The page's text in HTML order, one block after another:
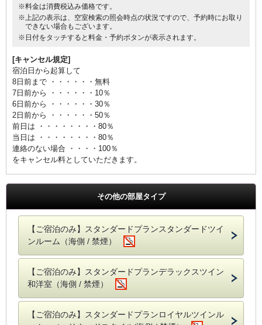
※料金は消費税込み価格です。
※上記の表示は、空室検索の照会時点の状況ですので、予約時にお取り
できない場合もございます。
※日付をタッチすると料金・予約ボタンが表示されます。
[キャンセル規定]
宿泊日から起算して
8日前まで ・・・・・・無料
7日前から ・・・・・・10％
6日前から ・・・・・・30％
2日前から ・・・・・・50％
前日は ・・・・・・・・80％
当日は ・・・・・・・・80％
連絡のない場合 ・・・・100％
をキャンセル料としていただきます。
その他の部屋タイプ
【ご宿泊のみ】スタンダードプランスタンダードツイ
ンルーム（海側 / 禁煙）
【ご宿泊のみ】スタンダードプランデラックスツイン
和洋室（海側 / 禁煙）
【ご宿泊のみ】スタンダードプランロイヤルツインル